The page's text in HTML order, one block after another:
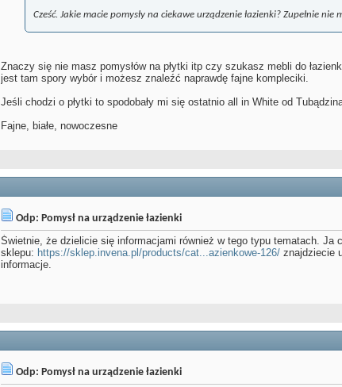
Cześć. Jakie macie pomysły na ciekawe urządzenie łazienki? Zupełnie
Znaczy się nie masz pomysłów na płytki itp czy szukasz mebli do
jest tam spory wybór i możesz znaleźć naprawdę fajne kompleciki.
Jeśli chodzi o płytki to spodobały mi się ostatnio all in White od
Fajne, białe, nowoczesne
Odp: Pomysł na urządzenie łazienki
Świetnie, że dzielicie się informacjami również w tego typu tematach. Ja
sklepu: https://sklep.invena.pl/products/cat...azienkowe-126/ znajdziecie
informacje.
Odp: Pomysł na urządzenie łazienki